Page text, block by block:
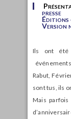
presse
Éditions
Version
Ils ont été
Rabut,
sont tus, ils
Mais